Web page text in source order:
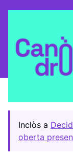
Trobades i
Inclòs a
oberta